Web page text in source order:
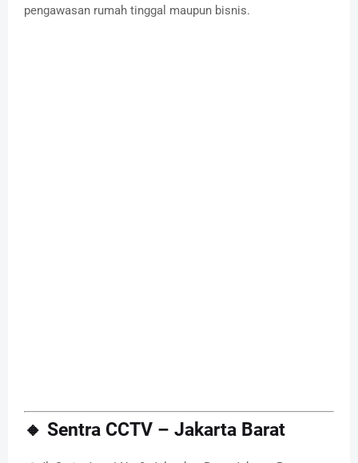
pengawasan rumah tinggal maupun bisnis.
🔸 Sentra CCTV – Jakarta Barat